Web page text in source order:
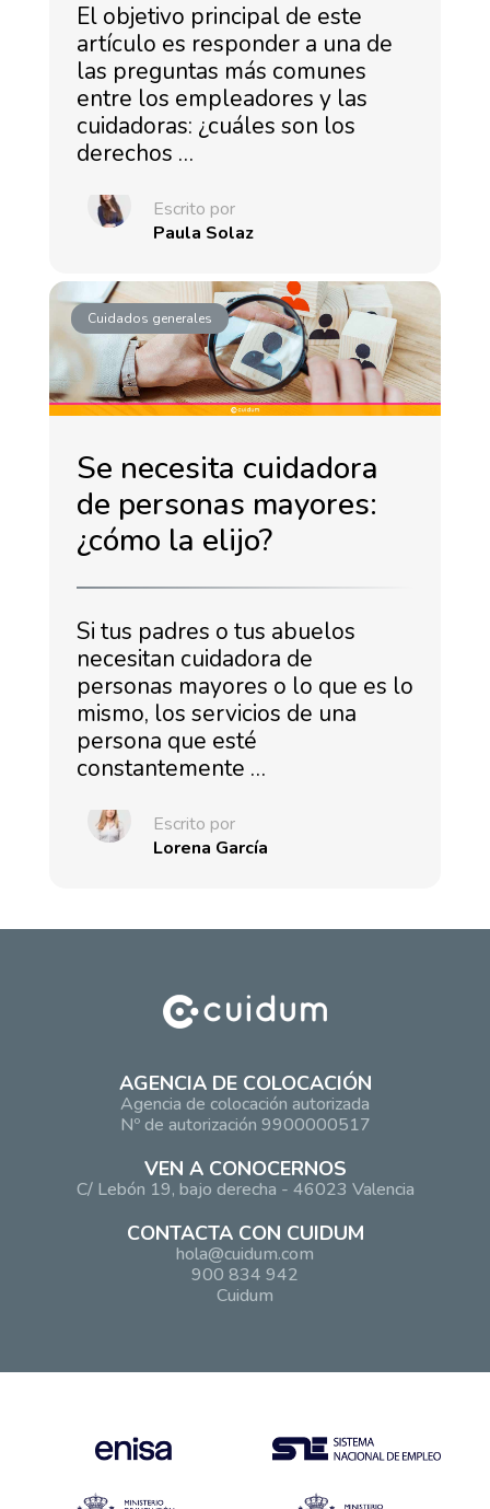
El objetivo principal de este
artículo es responder a una de
las preguntas más comunes
entre los empleadores y las
cuidadoras: ¿cuáles son los
derechos …
Escrito por
Paula Solaz
Cuidados generales
Se necesita cuidadora
de personas mayores:
¿cómo la elijo?
Si tus padres o tus abuelos
necesitan cuidadora de
personas mayores o lo que es lo
mismo, los servicios de una
persona que esté
constantemente …
Escrito por
Lorena García
AGENCIA DE COLOCACIÓN
Agencia de colocación autorizada
Nº de autorización 9900000517
VEN A CONOCERNOS
C/ Lebón 19, bajo derecha - 46023 Valencia
CONTACTA CON CUIDUM
hola@cuidum.com
900 834 942
Cuidum